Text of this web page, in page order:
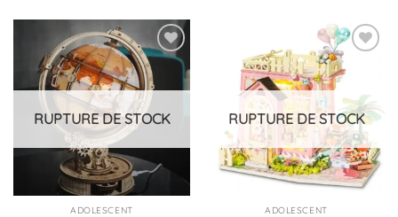
Ajouter
à la
liste
d’envies
RUPTURE DE STOCK
ADOLESCENT
Ajouter
d’envies
RUPTURE DE STOCK
ADOLESCENT